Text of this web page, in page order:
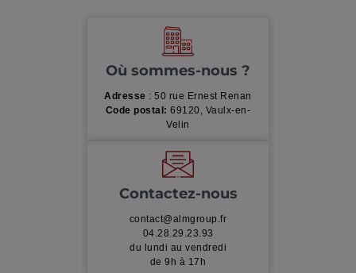
Où sommes-nous ?
Adresse : 50 rue Ernest Renan
Code postal: 69120, Vaulx-en-
Velin
Contactez-nous
contact@almgroup.fr
04.28.29.23.93
du lundi au vendredi
de 9h à 17h